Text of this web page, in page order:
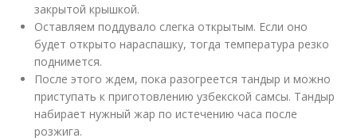
закрытой крышкой.
Оставляем поддувало слегка открытым. Если оно
будет открыто нараспашку, тогда температура резко
поднимется.
После этого ждем, пока разогреется тандыр и можно
приступать к приготовлению узбекской самсы. Тандыр
набирает нужный жар по истечению часа после
розжига.